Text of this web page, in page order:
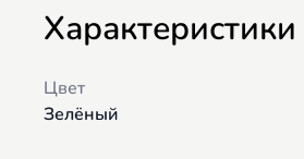
Характеристики
Цвет
Зелёный